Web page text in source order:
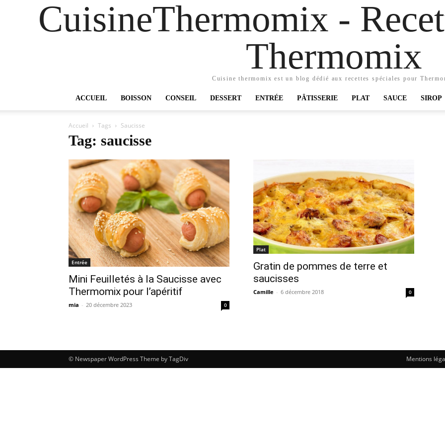
CuisineThermomix -
Thermomix
Cuisine thermomix est un blog dédié aux recettes spéciales pour
ACCUEIL BOISSON CONSEIL DESSERT ENTRÉE PÂTISSERIE PLAT SAUCE SIROP
Accueil Tags Saucisse
Tag: saucisse
Entrée
Mini Feuilletés à la Saucisse avec
Thermomix pour l’apéritif
mia - 20 décembre 2023 0
Plat
Gratin de pommes de terre et
saucisses
Camille - 6 décembre 2018 0
Mentions
© Newspaper WordPress Theme by TagDiv